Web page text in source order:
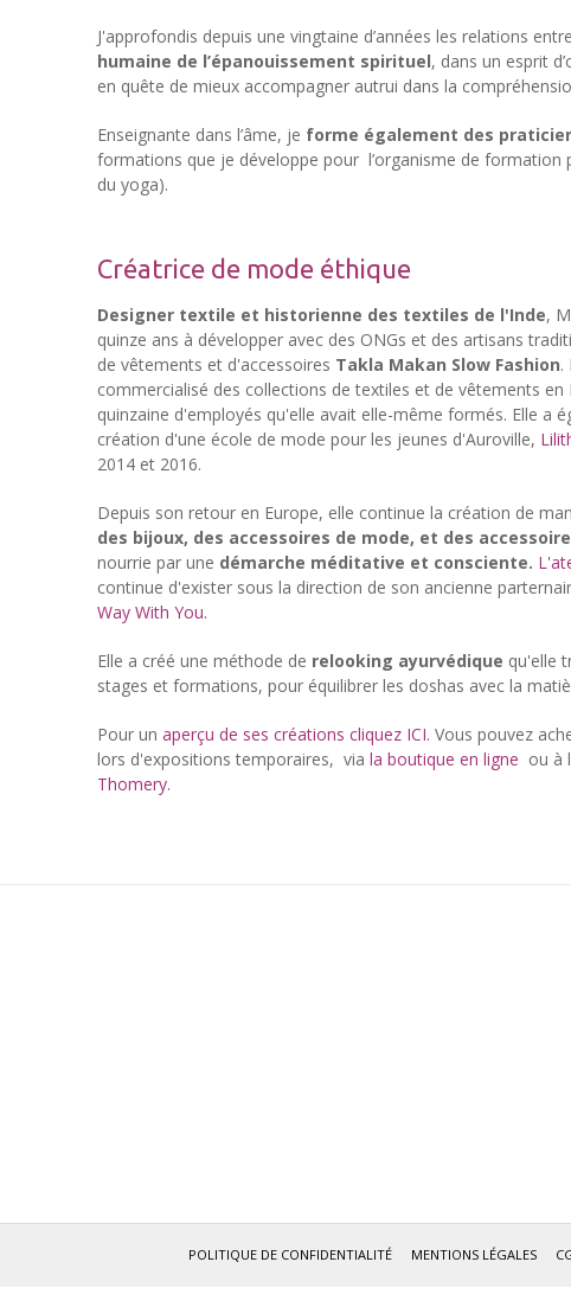
J'approfondis depuis une vingtaine d’années les relations entre
humaine de l’épanouissement spirituel, dans un esprit
en quête de mieux accompagner autrui dans la
Enseignante dans l’âme, je forme également des
formations que je développe pour l’organisme de formation
du yoga).
Créatrice de mode éthique
Designer textile et historienne des textiles de l'Inde,
quinze ans à développer avec des ONGs et des artisans
de vêtements et d'accessoires Takla Makan Slow Fashion.
commercialisé des collections de textiles et de vêtements
quinzaine d'employés qu'elle avait elle-même formés. Elle a
création d'une école de mode pour les jeunes d'Auroville,
2014 et 2016.
Depuis son retour en Europe, elle continue la création de
des bijoux, des accessoires de mode, et des
nourrie par une démarche méditative et consciente.
continue d'exister sous la direction de son ancienne
Way With You.
Elle a créé une méthode de relooking ayurvédique qu'elle
stages et formations, pour équilibrer les doshas avec la
Pour un aperçu de ses créations cliquez ICI. Vous pouvez
lors d'expositions temporaires, via la boutique en ligne ou à l
Thomery.
POLITIQUE DE CONFIDENTIALITÉ MENTIONS LÉGALES